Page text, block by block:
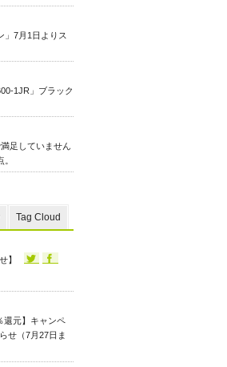
」7月1日よりス
1JR」ブラック
足していません
Tag Cloud
】
還元】キャンペ
せ（7月27日ま